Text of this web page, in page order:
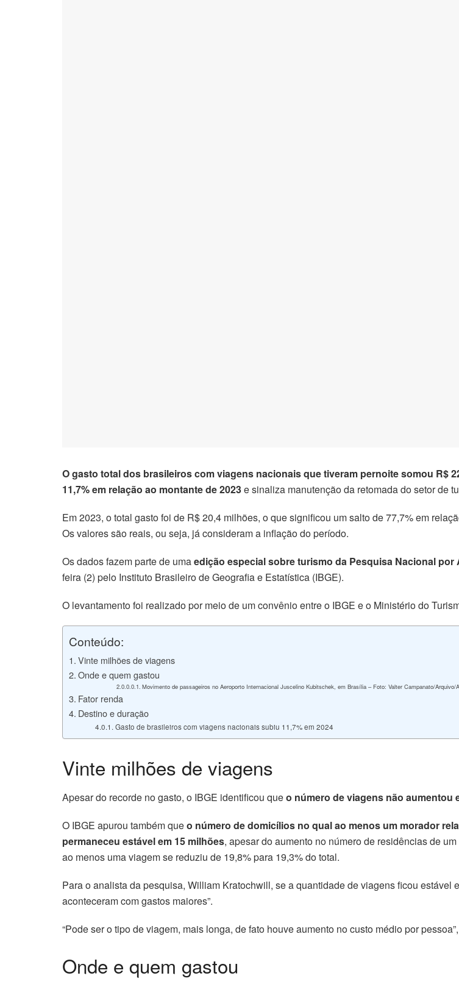
O gasto total dos brasileiros com viagens nacionais que tiveram pernoite somou R$
11,7% em relação ao montante de 2023e sinaliza manutenção da retomada do setor de
Em 2023, o total gasto foi de R$ 20,4 milhões, o que significou um salto de 77,7% em
Os valores são reais, ou seja, já consideram a inflação do período.
Os dados fazem parte de umaedição especial sobre turismo da Pesquisa Nacional
feira (2) pelo Instituto Brasileiro de Geografia e Estatística (IBGE).
O levantamento foi realizado por meio de um convênio entre o IBGE e o Ministério do
Conteúdo:
Vinte milhões de viagens
Onde e quem gastou
Movimento de passageiros no Aeroporto Internacional Juscelino Kubitschek, em Brasília – Foto: Valter Campanato/Arquivo/
Fator renda
Destino e duração
Gasto de brasileiros com viagens nacionais subiu 11,7% em 2024
Vinte milhões de viagens
Apesar do recorde no gasto, o IBGE identificou queo número de viagens não aumentou
O IBGE apurou também queo número de domicílios no qual ao menos um morador
permaneceu estável em 15 milhões, apesar do aumento no número de residências de
ao menos uma viagem se reduziu de 19,8% para 19,3% do total.
Para o analista da pesquisa, William Kratochwill, se a quantidade de viagens ficou estável
aconteceram com gastos maiores”.
“Pode ser o tipo de viagem, mais longa, de fato houve aumento no custo médio por
Onde e quem gastou